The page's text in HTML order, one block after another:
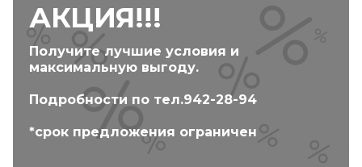
АКЦИЯ!!!
Получите лучшие условия и
максимальную выгоду.
Подробности по тел.942-28-94
*срок предложения ограничен